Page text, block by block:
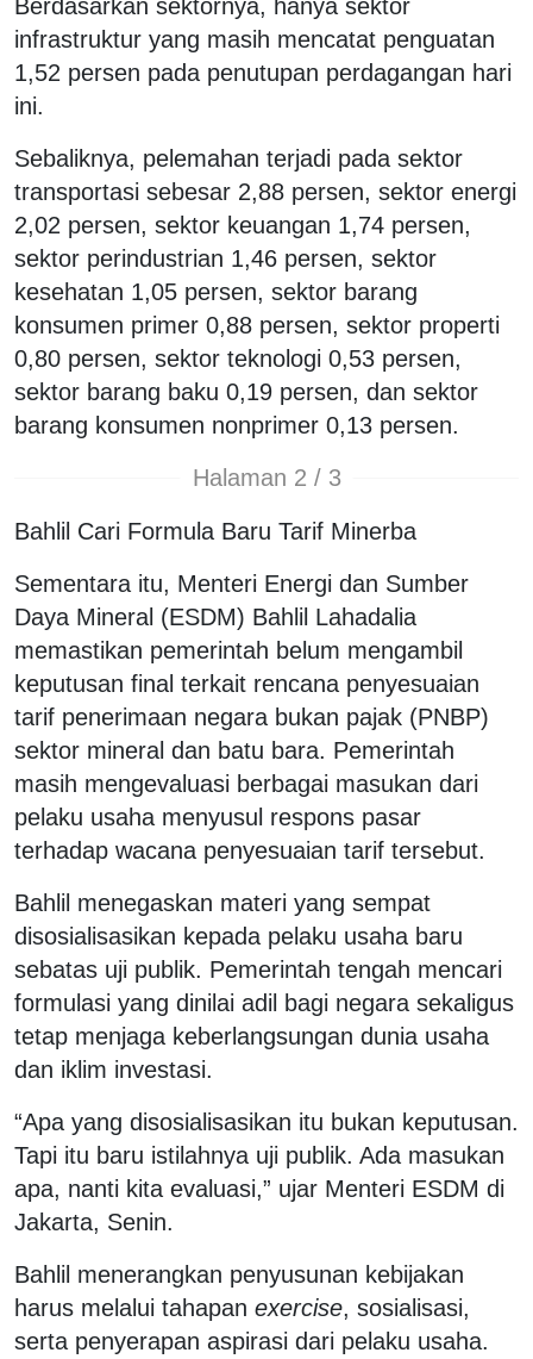
Berdasarkan sektornya, hanya sektor
infrastruktur yang masih mencatat penguatan
1,52 persen pada penutupan perdagangan hari
ini.
Sebaliknya, pelemahan terjadi pada sektor
transportasi sebesar 2,88 persen, sektor energi
2,02 persen, sektor keuangan 1,74 persen,
sektor perindustrian 1,46 persen, sektor
kesehatan 1,05 persen, sektor barang
konsumen primer 0,88 persen, sektor properti
0,80 persen, sektor teknologi 0,53 persen,
sektor barang baku 0,19 persen, dan sektor
barang konsumen nonprimer 0,13 persen.
Halaman 2 / 3
Bahlil Cari Formula Baru Tarif Minerba
Sementara itu, Menteri Energi dan Sumber
Daya Mineral (ESDM) Bahlil Lahadalia
memastikan pemerintah belum mengambil
keputusan final terkait rencana penyesuaian
tarif penerimaan negara bukan pajak (PNBP)
sektor mineral dan batu bara. Pemerintah
masih mengevaluasi berbagai masukan dari
pelaku usaha menyusul respons pasar
terhadap wacana penyesuaian tarif tersebut.
Bahlil menegaskan materi yang sempat
disosialisasikan kepada pelaku usaha baru
sebatas uji publik. Pemerintah tengah mencari
formulasi yang dinilai adil bagi negara sekaligus
tetap menjaga keberlangsungan dunia usaha
dan iklim investasi.
“Apa yang disosialisasikan itu bukan keputusan.
Tapi itu baru istilahnya uji publik. Ada masukan
apa, nanti kita evaluasi,” ujar Menteri ESDM di
Jakarta, Senin.
Bahlil menerangkan penyusunan kebijakan
harus melalui tahapan exercise, sosialisasi,
serta penyerapan aspirasi dari pelaku usaha.